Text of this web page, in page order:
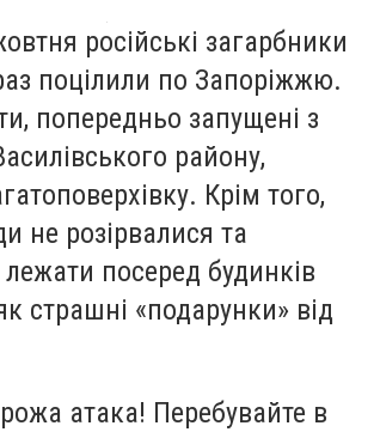
російські загарбники
поцілили по Запоріжжю.
попередньо запущені з
району,
Крім того,
не розірвалися та
посеред будинків
страшні «подарунки» від
атака! Перебувайте в